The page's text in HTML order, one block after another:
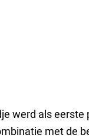
werd als eerste
met de